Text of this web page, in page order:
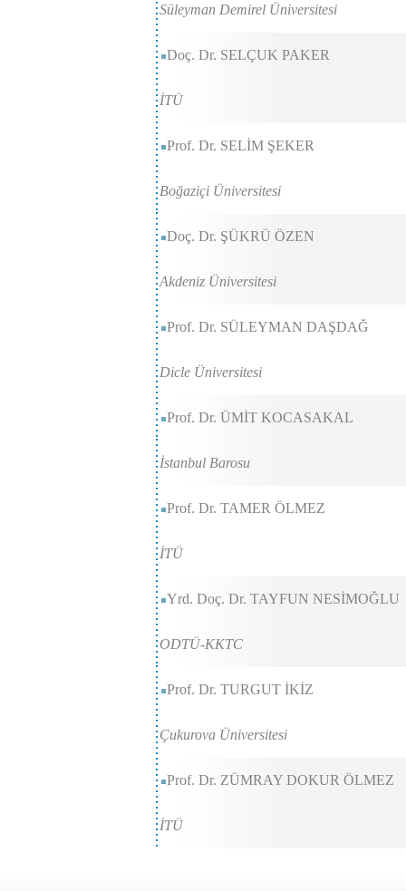
Süleyman Demirel Üniversitesi
Doç. Dr. SELÇUK PAKER
İTÜ
Prof. Dr. SELİM ŞEKER
Boğaziçi Üniversitesi
Doç. Dr. ŞÜKRÜ ÖZEN
Akdeniz Üniversitesi
Prof. Dr. SÜLEYMAN DAŞDAĞ
Dicle Üniversitesi
Prof. Dr. ÜMİT KOCASAKAL
İstanbul Barosu
Prof. Dr. TAMER ÖLMEZ
İTÜ
Yrd. Doç. Dr. TAYFUN NESİMOĞLU
ODTÜ-KKTC
Prof. Dr. TURGUT İKİZ
Çukurova Üniversitesi
Prof. Dr. ZÜMRAY DOKUR ÖLMEZ
İTÜ